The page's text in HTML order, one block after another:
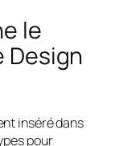
le
Design
inséré dans
pour